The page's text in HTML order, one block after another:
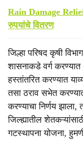
Rain Damage Relief
रुपयांचे वितरण
जिल्हा परिषद कृषी
शासनाकडे वर्ग
हस्तांतरित करण्यात
तसा ठराव सभेत
करण्याचा निर्णय
जिल्ह्यातील
गटस्थापना योजना,